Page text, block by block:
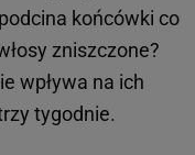
końcówki co
zniszczone?
wpływa na ich
tygodnie.